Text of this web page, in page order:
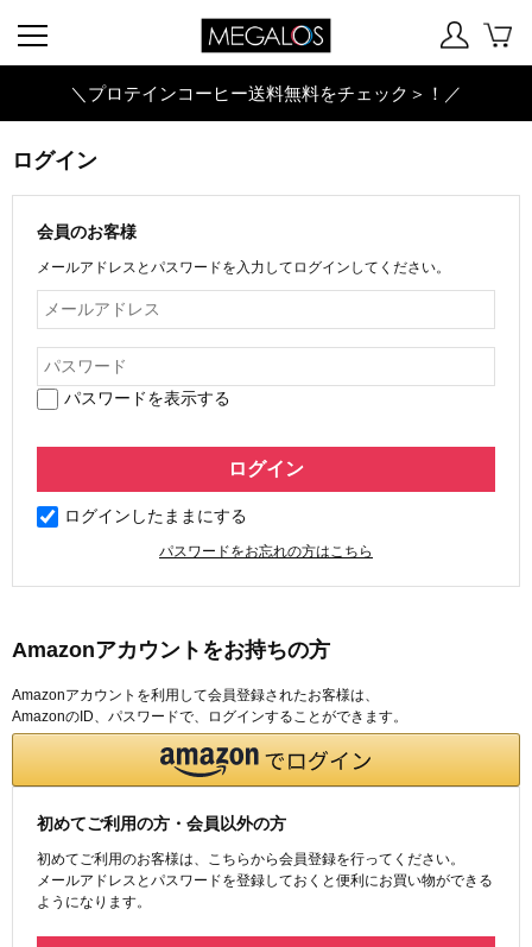
＼プロテインコーヒー送料無料をチェック＞！／
ログイン
会員のお客様
メールアドレスとパスワードを入力してログインしてください。
パスワードを表示する
ログインしたままにする
パスワードをお忘れの方はこちら
Amazonアカウントをお持ちの方
Amazonアカウントを利用して会員登録されたお客様は、
AmazonのID、パスワードで、ログインすることができます。
初めてご利用の方・会員以外の方
初めてご利用のお客様は、こちらから会員登録を行ってください。
メールアドレスとパスワードを登録しておくと便利にお買い物ができる
ようになります。